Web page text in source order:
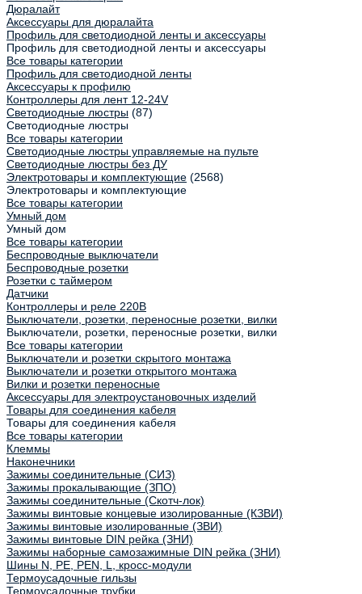
Дюралайт
Аксессуары для дюралайта
Профиль для светодиодной ленты и аксессуары
Профиль для светодиодной ленты и аксессуары
Все товары категории
Профиль для светодиодной ленты
Аксессуары к профилю
Контроллеры для лент 12-24V
Светодиодные люстры (87)
Светодиодные люстры
Все товары категории
Светодиодные люстры управляемые на пульте
Светодиодные люстры без ДУ
Электротовары и комплектующие (2568)
Электротовары и комплектующие
Все товары категории
Умный дом
Умный дом
Все товары категории
Беспроводные выключатели
Беспроводные розетки
Розетки с таймером
Датчики
Контроллеры и реле 220В
Выключатели, розетки, переносные розетки, вилки
Выключатели, розетки, переносные розетки, вилки
Все товары категории
Выключатели и розетки скрытого монтажа
Выключатели и розетки открытого монтажа
Вилки и розетки переносные
Аксессуары для электроустановочных изделий
Товары для соединения кабеля
Товары для соединения кабеля
Все товары категории
Клеммы
Наконечники
Зажимы соединительные (СИЗ)
Зажимы прокалывающие (ЗПО)
Зажимы соединительные (Скотч-лок)
Зажимы винтовые концевые изолированные (КЗВИ)
Зажимы винтовые изолированные (ЗВИ)
Зажимы винтовые DIN рейка (ЗНИ)
Зажимы наборные самозажимные DIN рейка (ЗНИ)
Шины N, PE, PEN, L, кросс-модули
Термоусадочные гильзы
Термоусадочные трубки